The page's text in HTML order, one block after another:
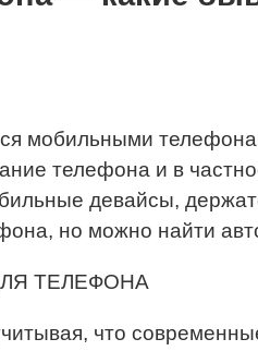
мобильными
телефона и в
девайсы,
но можно найти
ТЕЛЕФОНА
что